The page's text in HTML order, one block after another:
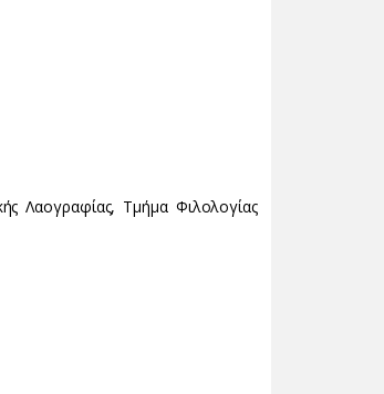
Λαογραφίας, Τμήμα Φιλολογίας